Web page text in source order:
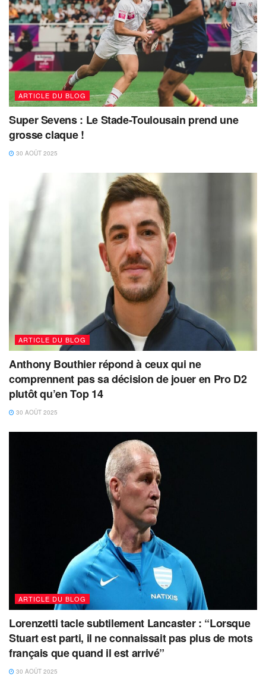
ARTICLE DU BLOG
Super Sevens : Le Stade-Toulousain prend une
grosse claque !
30 AOÛT 2025
ARTICLE DU BLOG
Anthony Bouthier répond à ceux qui ne
comprennent pas sa décision de jouer en Pro D2
plutôt qu’en Top 14
30 AOÛT 2025
ARTICLE DU BLOG
Lorenzetti tacle subtilement Lancaster : “Lorsque
Stuart est parti, il ne connaissait pas plus de mots
français que quand il est arrivé”
30 AOÛT 2025